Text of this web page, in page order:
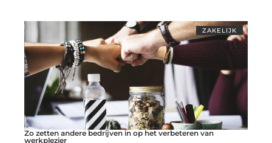
ZAKELIJK
Zo zetten andere bedrijven in op het verbeteren van
werkplezier